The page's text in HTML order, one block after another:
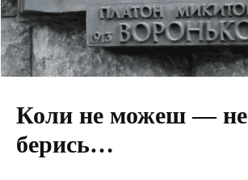
Коли не можеш — не
берись…